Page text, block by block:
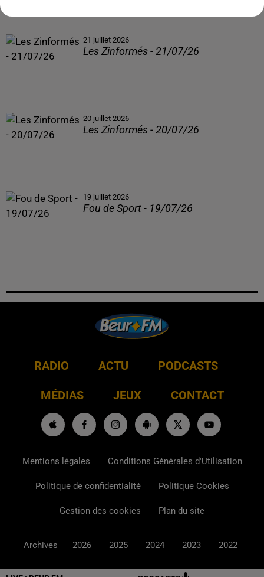
21 juillet 2026
Les Zinformés - 21/07/26
20 juillet 2026
Les Zinformés - 20/07/26
19 juillet 2026
Fou de Sport - 19/07/26
RADIO ACTU PODCASTS
MÉDIAS JEUX CONTACT
Mentions légales Conditions Générales d'Utilisation
Politique de confidentialité Politique Cookies
Gestion des cookies Plan du site
Archives 2026 2025 2024 2023 2022